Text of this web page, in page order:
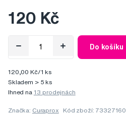
120 Kč
Do košíku
120,00 Kč/1 ks
Skladem > 5 ks
Ihned na 13 prodejnách
Značka: Curaprox Kód zboží: 73327160